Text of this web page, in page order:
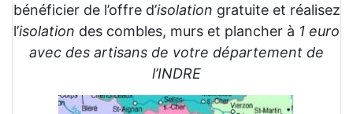
bénéficier de l’offre d’isolation gratuite et réalisez
l’isolation des combles, murs et plancher à 1 euro
avec des artisans de votre département de
l’INDRE